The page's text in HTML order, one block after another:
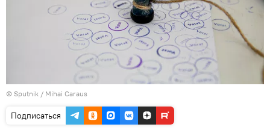
© Sputnik / Mihai Caraus
Подписаться